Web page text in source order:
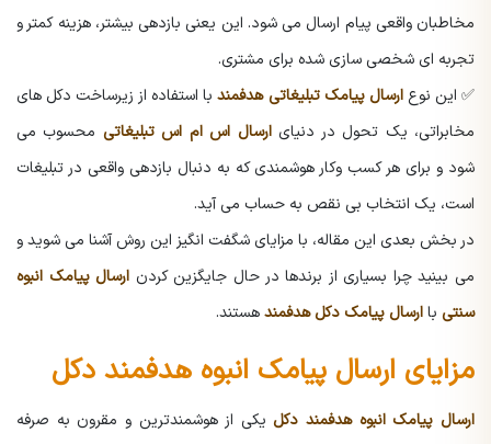
مخاطبان واقعی پیام ارسال می شود. این یعنی بازدهی بیشتر، هزینه کمتر و
تجربه ای شخصی سازی شده برای مشتری.
✅ این نوعارسال پیامک تبلیغاتی هدفمندبا استفاده از زیرساخت دکل های
مخابراتی، یک تحول در دنیایارسال اس ام اس تبلیغاتی محسوب می
شود و برای هر کسب وکار هوشمندی که به دنبال بازدهی واقعی در تبلیغات
است، یک انتخاب بی نقص به حساب می آید.
در بخش بعدی این مقاله، با مزایای شگفت انگیز این روش آشنا می شوید و
می بینید چرا بسیاری از برندها در حال جایگزین کردن ارسال پیامک انبوه
سنتی باارسال پیامک دکل هدفمندهستند.
مزایای ارسال پیامک انبوه هدفمند دکل
ارسال پیامک انبوه هدفمند دکلیکی از هوشمندترین و مقرون به صرفه